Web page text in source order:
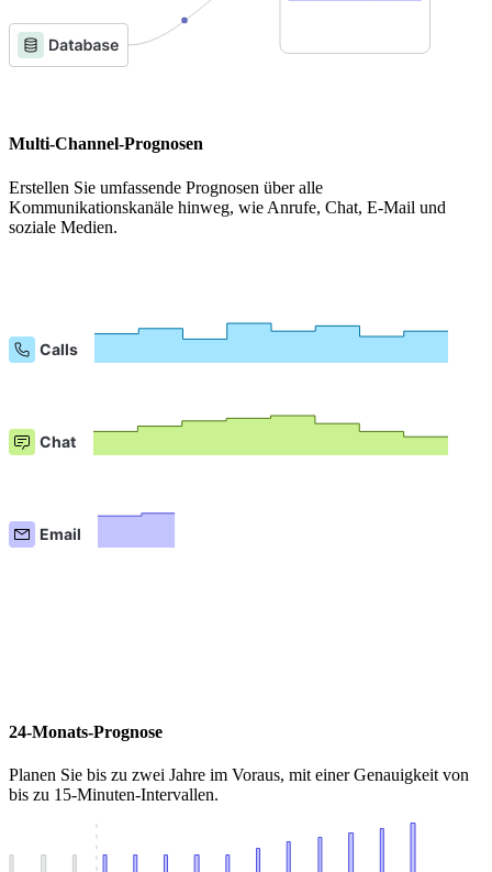
Multi-Channel-Prognosen
Erstellen Sie umfassende Prognosen über alle
Kommunikationskanäle hinweg, wie Anrufe, Chat, E-Mail und
soziale Medien.
24-Monats-Prognose
Planen Sie bis zu zwei Jahre im Voraus, mit einer Genauigkeit von
bis zu 15-Minuten-Intervallen.